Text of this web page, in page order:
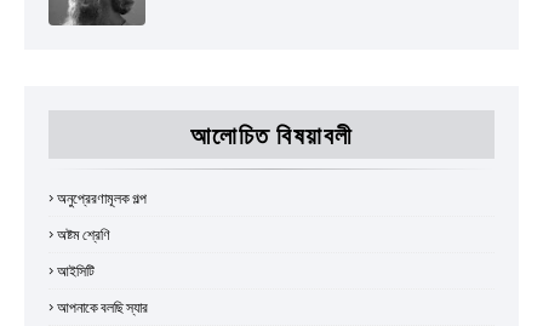
আলোচিত বিষয়াবলী
অনুপ্রেরণামূলক গল্প
অষ্টম শ্রেণি
আইসিটি
আপনাকে বলছি স্যার